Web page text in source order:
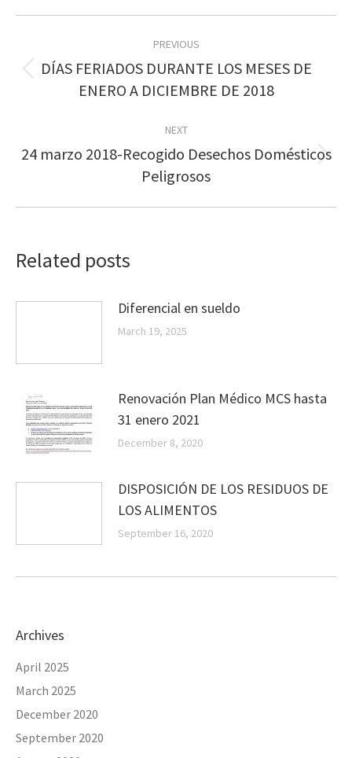
navigation
PREVIOUS
Previous
post:
DÍAS FERIADOS DURANTE LOS MESES DE
ENERO A DICIEMBRE DE 2018
NEXT
Next
post:
24 marzo 2018-Recogido Desechos Domésticos
Peligrosos
Related posts
Diferencial en sueldo
March 19, 2025
Renovación Plan Médico MCS hasta
31 enero 2021
December 8, 2020
DISPOSICIÓN DE LOS RESIDUOS DE
LOS ALIMENTOS
September 16, 2020
Archives
April 2025
March 2025
December 2020
September 2020